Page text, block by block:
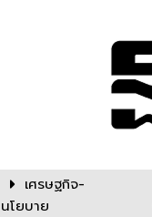
เศรษฐกิจ-
นโยบาย